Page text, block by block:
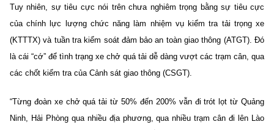
Tuy nhiên, sự tiêu cực nói trên chưa nghiêm trọng bằng sự tiêu cực
của chính lực lượng chức năng làm nhiệm vụ kiểm tra tải trọng xe
(KTTTX) và tuần tra kiểm soát đảm bảo an toàn giao thông (ATGT). Đó
là cái “cớ” để tình trạng xe chở quá tải dễ dàng vượt các trạm cân, qua
các chốt kiểm tra của Cảnh sát giao thông (CSGT).
“Từng đoàn xe chở quá tải từ 50% đến 200% vẫn đi trót lọt từ Quảng
Ninh, Hải Phòng qua nhiều địa phương, qua nhiều trạm cân đi lên Lào